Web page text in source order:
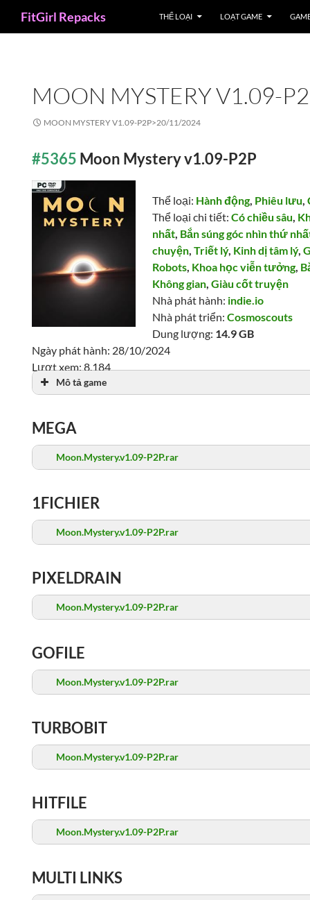
FitGirl Repacks THỂ LOẠI LOẠT GAME
MOON MYSTERY V1.09-
MOON MYSTERY V1.09-P2P>20/11/2024
#5365 Moon Mystery v1.09-P2P
Thể loại: Hành động, Phiêu lưu,
Thể loại chi tiết:Có chiều sâu,
nhất, Bắn súng góc nhìn thứ
chuyện,Triết lý, Kinh dị tâm lý,
Robots, Khoa học viễn tưởng,
Không gian,Giàu cốt truyện
Nhà phát hành: indie.io
Nhà phát triển:Cosmoscouts
Dung lượng: 14.9 GB
Ngày phát hành: 28/10/2024
Lượt xem: 8,184
Mô tả game
MEGA
Moon.Mystery.v1.09-P2P.rar
1FICHIER
Moon.Mystery.v1.09-P2P.rar
PIXELDRAIN
Moon.Mystery.v1.09-P2P.rar
GOFILE
Moon.Mystery.v1.09-P2P.rar
TURBOBIT
Moon.Mystery.v1.09-P2P.rar
HITFILE
Moon.Mystery.v1.09-P2P.rar
MULTI LINKS